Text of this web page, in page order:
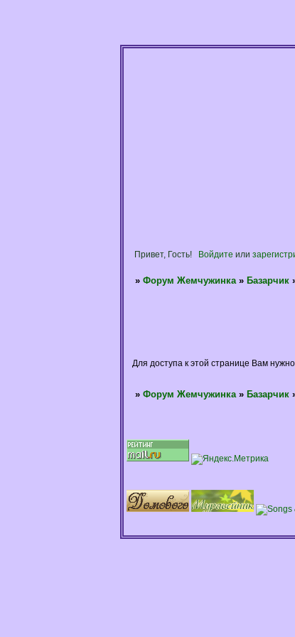
Привет, Гость! Войдите или
»Форум Жемчужинка » Базарчик
Для доступа к этой странице Вам нужно
»Форум Жемчужинка »Базарчик